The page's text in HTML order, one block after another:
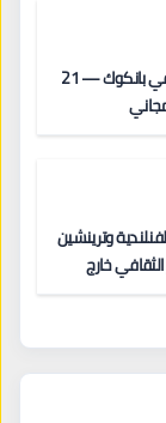
مهرجان الاتحاد الأوروبي السينمائي في بانكوك — 21
2026: أولو الفنلندية وترينشين
خارج